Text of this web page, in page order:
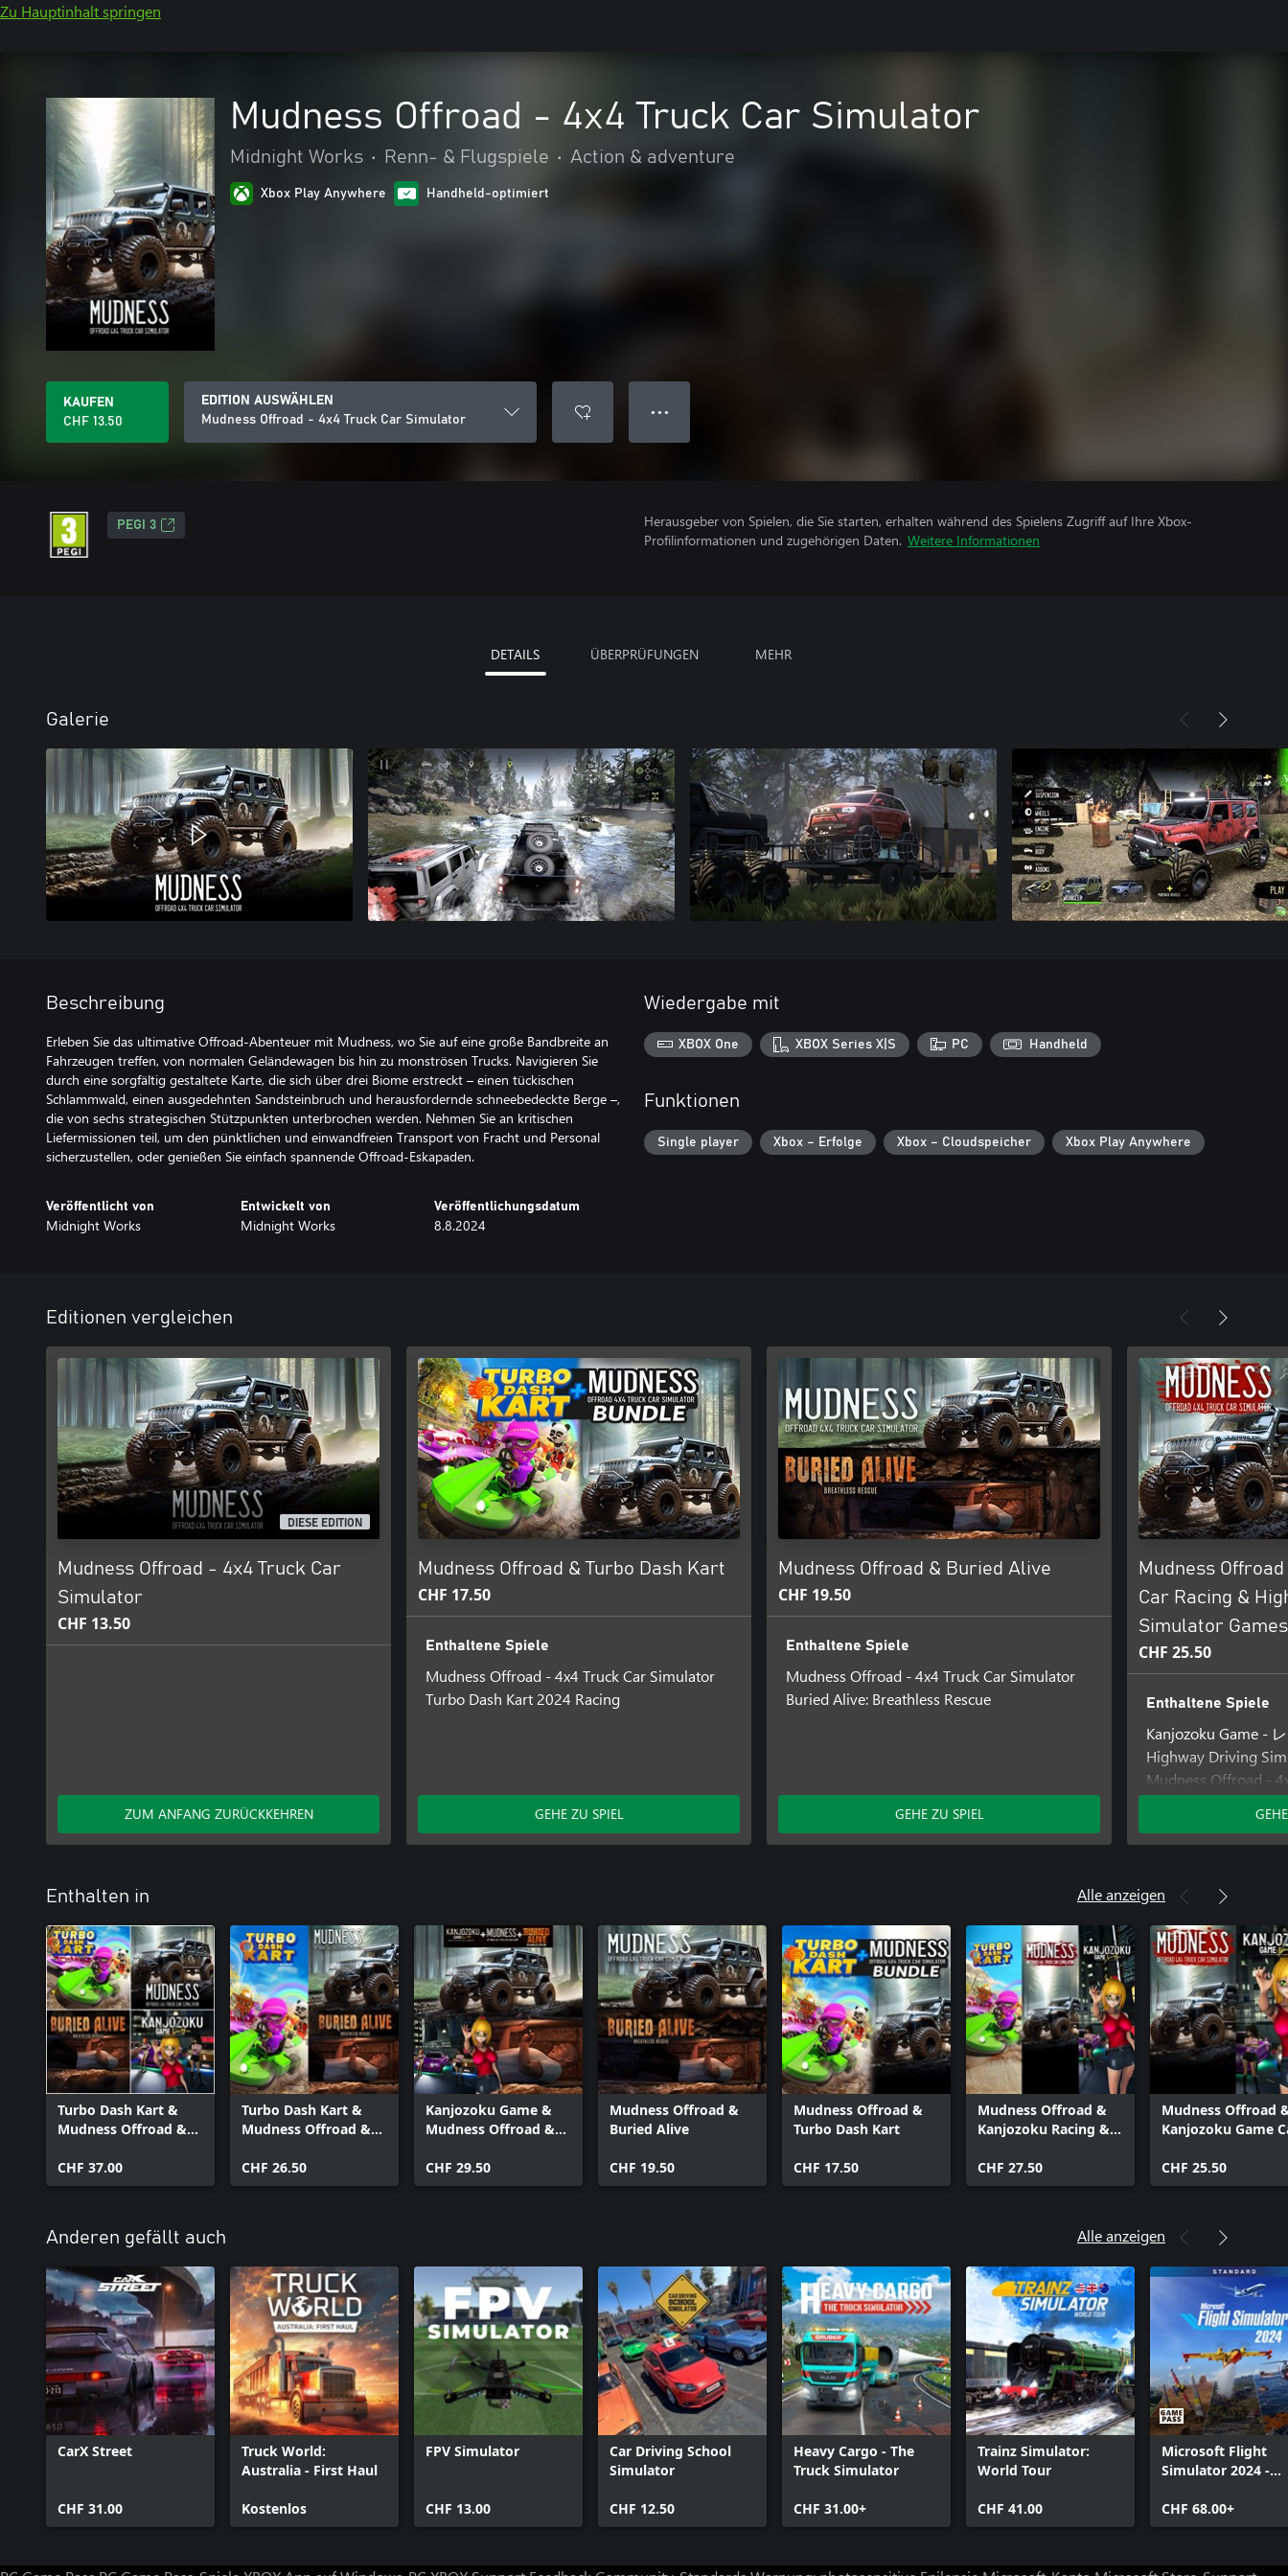
Zu Hauptinhalt springen
Mudness Offroad - 4x4 Truck Car Simulator
Midnight Works • Renn- & Flugspiele • Action & adventure
Xbox Play Anywhere Handheld-optimiert
KAUFEN
CHF 13.50
EDITION AUSWÄHLEN
Mudness Offroad - 4x4 Truck Car Simulator
● ● ●
PEGI 3
Herausgeber von Spielen, die Sie starten, erhalten während des Spielens Zugriff auf Ihre Xbox-
Profilinformationen und zugehörigen Daten. Weitere Informationen
DETAILS ÜBERPRÜFUNGEN MEHR
Galerie
Beschreibung
Erleben Sie das ultimative Offroad-Abenteuer mit Mudness, wo Sie auf eine große Bandbreite an
Fahrzeugen treffen, von normalen Geländewagen bis hin zu monströsen Trucks. Navigieren Sie
durch eine sorgfältig gestaltete Karte, die sich über drei Biome erstreckt – einen tückischen
Schlammwald, einen ausgedehnten Sandsteinbruch und herausfordernde schneebedeckte Berge –,
die von sechs strategischen Stützpunkten unterbrochen werden. Nehmen Sie an kritischen
Liefermissionen teil, um den pünktlichen und einwandfreien Transport von Fracht und Personal
sicherzustellen, oder genießen Sie einfach spannende Offroad-Eskapaden.
Veröffentlicht von
Midnight Works
Entwickelt von
Midnight Works
Veröffentlichungsdatum
8.8.2024
Wiedergabe mit
XBOX One XBOX Series X|S PC Handheld
Funktionen
Single player Xbox – Erfolge Xbox – Cloudspeicher Xbox Play Anywhere
Editionen vergleichen
DIESE EDITION
Mudness Offroad - 4x4 Truck Car
Simulator
CHF 13.50
ZUM ANFANG ZURÜCKKEHREN
Mudness Offroad & Turbo Dash Kart
CHF 17.50
Enthaltene Spiele
Mudness Offroad - 4x4 Truck Car Simulator
Turbo Dash Kart 2024 Racing
GEHE ZU SPIEL
Mudness Offroad & Buried Alive
CHF 19.50
Enthaltene Spiele
Mudness Offroad - 4x4 Truck Car Simulator
Buried Alive: Breathless Rescue
GEHE ZU SPIEL
Mudness
Car Racing &
Simulator
CHF 25.50
Enthaltene Spiele
Kanjozoku Game -
Highway Driving
Mudness Offroad -
Enthalten in Alle anzeigen
Turbo Dash Kart &
Mudness Offroad &
Kanjozoku Game
CHF 37.00
Turbo Dash Kart &
Mudness Offroad &
CHF 26.50
Kanjozoku Game &
Mudness Offroad &
CHF 29.50
Mudness Offroad &
Buried Alive
CHF 19.50
Mudness Offroad &
Turbo Dash Kart
CHF 17.50
Mudness Offroad &
Kanjozoku Racing &
Bundle
CHF 27.50
Mudness Offroad
Kanjozoku Game
Driving Simulator
Games Bundle
CHF 25.50
Anderen gefällt auch Alle anzeigen
CarX Street
CHF 31.00
Truck World:
Australia - First Haul
Kostenlos
FPV Simulator
CHF 13.00
Car Driving School
Simulator
CHF 12.50
Heavy Cargo - The
Truck Simulator
CHF 31.00+
Trainz Simulator:
World Tour
CHF 41.00
Microsoft Flight
Simulator 2024 -
CHF 68.00+